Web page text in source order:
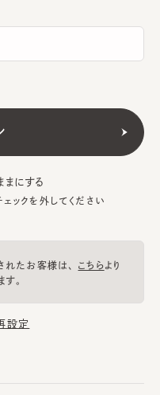
まにする
ックを外してください
たお客様は、 こちらより
。
設定